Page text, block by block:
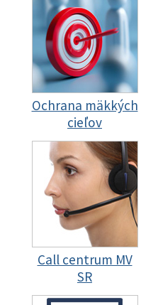
Ochrana mäkkých
cieľov
Call centrum MV
SR